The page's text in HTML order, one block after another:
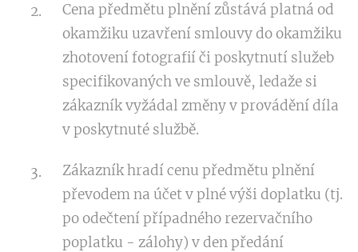
Cena předmětu plnění zůstává platná od
okamžiku uzavření smlouvy do okamžiku
zhotovení fotografií či poskytnutí služeb
specifikovaných ve smlouvě, ledaže si
zákazník vyžádal změny v provádění díla
v poskytnuté službě.
Zákazník hradí cenu předmětu plnění
převodem na účet v plné výši doplatku (tj.
po odečtení případného rezervačního
poplatku - zálohy) v den předání